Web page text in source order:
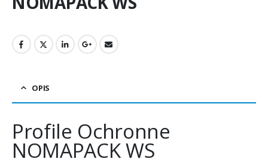
OPIS
Profile Ochronne
NOMAPACK WS